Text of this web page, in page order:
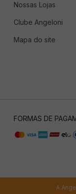
Nossas Lojas
Clube Angeloni
Mapa do site
FORMAS DE